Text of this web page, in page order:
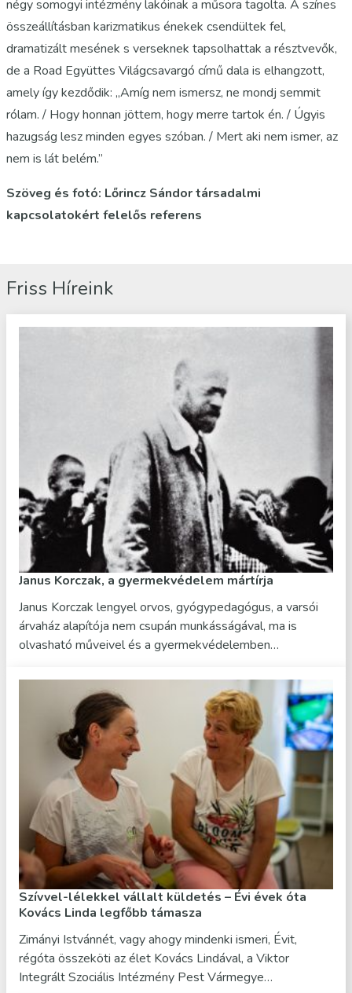
négy somogyi intézmény lakóinak a műsora tagolta. A színes
összeállításban karizmatikus énekek csendültek fel,
dramatizált mesének s verseknek tapsolhattak a résztvevők,
de a Road Együttes Világcsavargó című dala is elhangzott,
amely így kezdődik: „Amíg nem ismersz, ne mondj semmit
rólam. / Hogy honnan jöttem, hogy merre tartok én. / Úgyis
hazugság lesz minden egyes szóban. / Mert aki nem ismer, az
nem is lát belém.”
Szöveg és fotó: Lőrincz Sándor társadalmi
kapcsolatokért felelős referens
Friss Híreink
Janus Korczak, a gyermekvédelem mártírja
Janus Korczak lengyel orvos, gyógypedagógus, a varsói
árvaház alapítója nem csupán munkásságával, ma is
olvasható műveivel és a gyermekvédelemben…
Szívvel-lélekkel vállalt küldetés – Évi évek óta
Kovács Linda legfőbb támasza
Zimányi Istvánnét, vagy ahogy mindenki ismeri, Évit,
régóta összeköti az élet Kovács Lindával, a Viktor
Integrált Szociális Intézmény Pest Vármegye…